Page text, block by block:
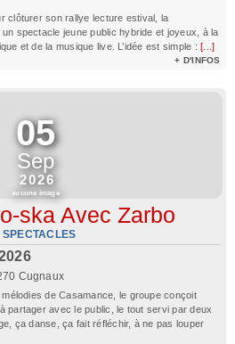
clôturer son rallye lecture estival, la
spectacle jeune public hybride et joyeux, à la
et de la musique live. L’idée est simple : [...]
+ D'INFOS
05
Sep
2026
aucune image
ska Avec Zarbo
SPECTACLES
Cugnaux
de Casamance, le groupe conçoit
partager avec le public, le tout servi par deux
ça danse, ça fait réfléchir, à ne pas louper